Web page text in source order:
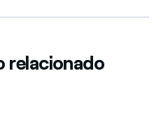
relacionado